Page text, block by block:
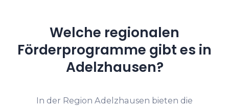
Welche regionalen
Förderprogramme gibt es in
Adelzhausen?
In der Region Adelzhausen bieten die